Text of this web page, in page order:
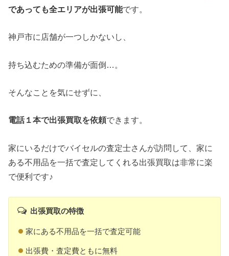
であっても全エリアが出張可能です。
神戸市に店舗が一つしかないし、
持ち込むための準備が面倒…。
そんなことを気にせずに、
電話１本で出張買取を依頼できます。
家にいるだけでバイセルの査定士さんが訪問して、家に
ある不用品を一括で査定してくれる出張買取は非常に楽
で便利です♪
出張買取の特徴
家にある不用品を一括で査定可能
出張費・査定費ともに無料